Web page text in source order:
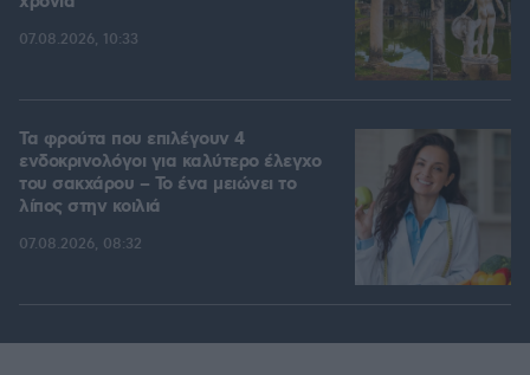
07.08.2026, 10:33
Τα φρούτα που επιλέγουν 4
ενδοκρινολόγοι για καλύτερο έλεγχο
του σακχάρου – Το ένα μειώνει το
λίπος στην κοιλιά
07.08.2026, 08:32